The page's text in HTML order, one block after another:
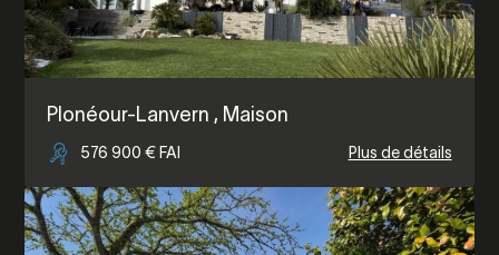
Plonéour-Lanvern , Maison
576 900 € FAI Plus de détails